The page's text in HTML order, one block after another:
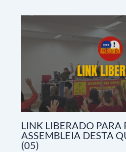
LINK LIBERADO PARA
ASSEMBLEIA DESTA
(05)